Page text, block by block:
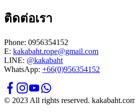
ติดต่อเรา
Phone: 0956354152
E: kakabaht.rope@gmail.com
LINE: @kakabaht
WhatsApp: +66(0)956354152
© 2023 All rights reserved.